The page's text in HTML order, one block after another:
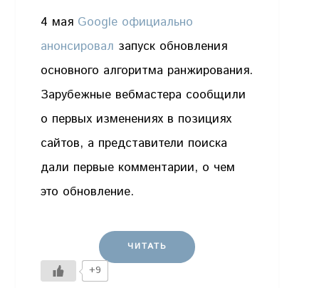
4 мая Google официально
анонсировал запуск обновления
основного алгоритма ранжирования.
Зарубежные вебмастера сообщили
о первых изменениях в позициях
сайтов, а представители поиска
дали первые комментарии, о чем
это обновление.
ЧИТАТЬ
+9